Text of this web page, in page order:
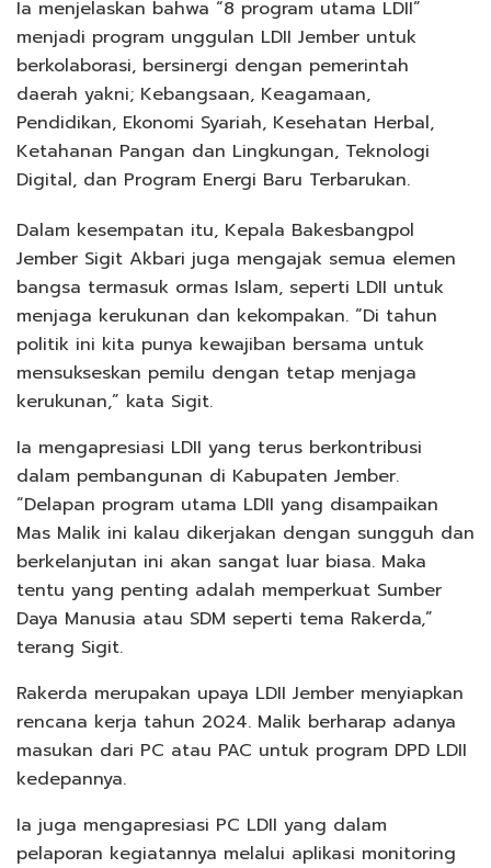
Ia menjelaskan bahwa “8 program utama LDII”
menjadi program unggulan LDII Jember untuk
berkolaborasi, bersinergi dengan pemerintah
daerah yakni; Kebangsaan, Keagamaan,
Pendidikan, Ekonomi Syariah, Kesehatan Herbal,
Ketahanan Pangan dan Lingkungan, Teknologi
Digital, dan Program Energi Baru Terbarukan.
Dalam kesempatan itu, Kepala Bakesbangpol
Jember Sigit Akbari juga mengajak semua elemen
bangsa termasuk ormas Islam, seperti LDII untuk
menjaga kerukunan dan kekompakan. “Di tahun
politik ini kita punya kewajiban bersama untuk
mensukseskan pemilu dengan tetap menjaga
kerukunan,” kata Sigit.
Ia mengapresiasi LDII yang terus berkontribusi
dalam pembangunan di Kabupaten Jember.
“Delapan program utama LDII yang disampaikan
Mas Malik ini kalau dikerjakan dengan sungguh dan
berkelanjutan ini akan sangat luar biasa. Maka
tentu yang penting adalah memperkuat Sumber
Daya Manusia atau SDM seperti tema Rakerda,”
terang Sigit.
Rakerda merupakan upaya LDII Jember menyiapkan
rencana kerja tahun 2024. Malik berharap adanya
masukan dari PC atau PAC untuk program DPD LDII
kedepannya.
Ia juga mengapresiasi PC LDII yang dalam
pelaporan kegiatannya melalui aplikasi monitoring